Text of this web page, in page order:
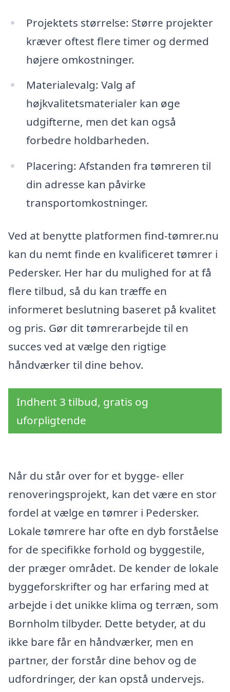
Projektets størrelse: Større projekter
kræver oftest flere timer og dermed
højere omkostninger.
Materialevalg: Valg af
højkvalitetsmaterialer kan øge
udgifterne, men det kan også
forbedre holdbarheden.
Placering: Afstanden fra tømreren til
din adresse kan påvirke
transportomkostninger.
Ved at benytte platformen find-tømrer.nu
kan du nemt finde en kvalificeret tømrer i
Pedersker. Her har du mulighed for at få
flere tilbud, så du kan træffe en
informeret beslutning baseret på kvalitet
og pris. Gør dit tømrerarbejde til en
succes ved at vælge den rigtige
håndværker til dine behov.
Indhent 3 tilbud, gratis og
uforpligtende
Når du står over for et bygge- eller
renoveringsprojekt, kan det være en stor
fordel at vælge en tømrer i Pedersker.
Lokale tømrere har ofte en dyb forståelse
for de specifikke forhold og byggestile,
der præger området. De kender de lokale
byggeforskrifter og har erfaring med at
arbejde i det unikke klima og terræn, som
Bornholm tilbyder. Dette betyder, at du
ikke bare får en håndværker, men en
partner, der forstår dine behov og de
udfordringer, der kan opstå undervejs.